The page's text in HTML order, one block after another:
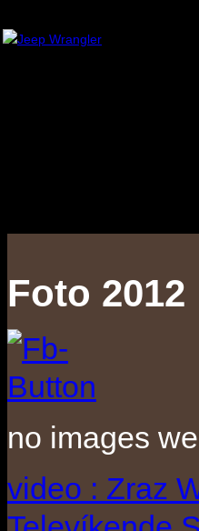
Foto 2012
no images
video : Zraz